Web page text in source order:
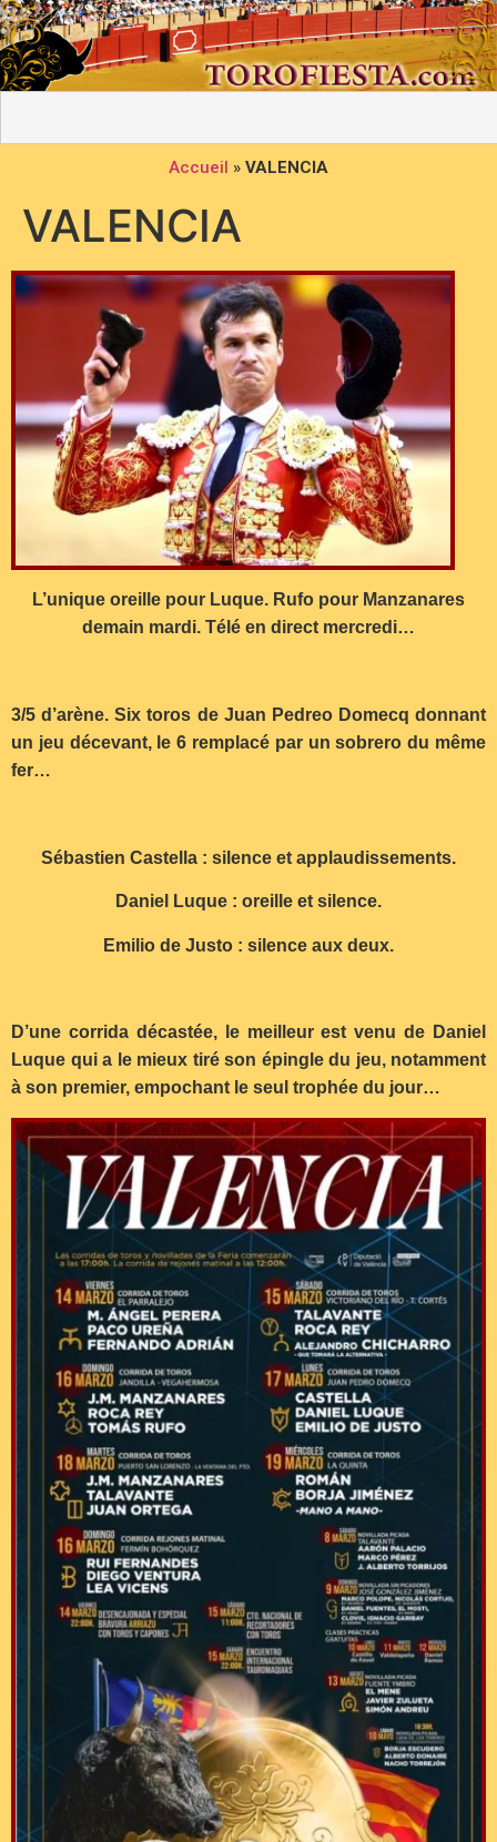
Accueil » VALENCIA
VALENCIA
L’unique oreille pour Luque. Rufo pour Manzanares
demain mardi. Télé en direct mercredi…
3/5 d’arène. Six toros de Juan Pedreo Domecq donnant
un jeu décevant, le 6 remplacé par un sobrero du même
fer…
Sébastien Castella : silence et applaudissements.
Daniel Luque : oreille et silence.
Emilio de Justo : silence aux deux.
D’une corrida décastée, le meilleur est venu de Daniel
Luque qui a le mieux tiré son épingle du jeu, notamment
à son premier, empochant le seul trophée du jour…